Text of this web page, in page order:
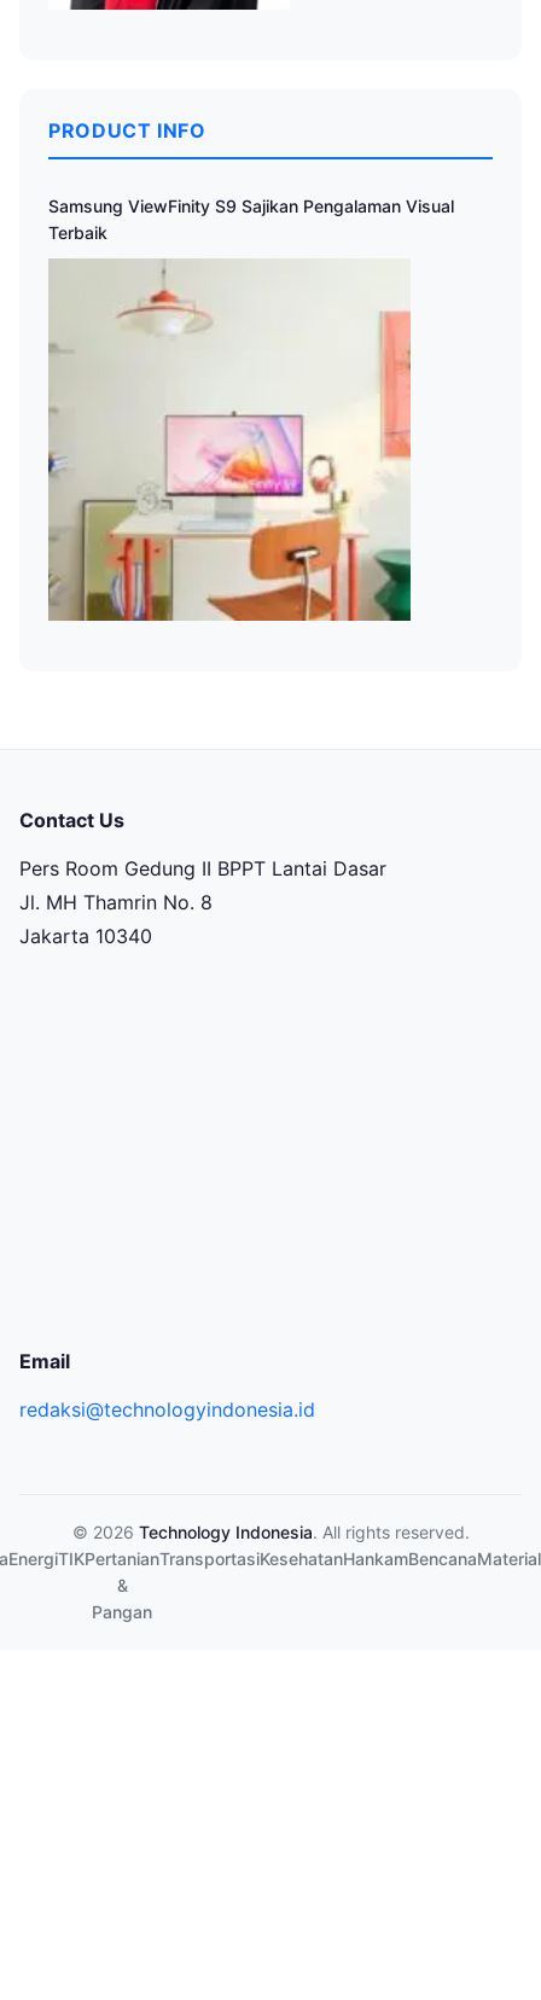
PRODUCT INFO
Samsung ViewFinity S9 Sajikan Pengalaman Visual
Terbaik
Contact Us
Pers Room Gedung II BPPT Lantai Dasar
Jl. MH Thamrin No. 8
Jakarta 10340
Email
redaksi@technologyindonesia.id
© 2026 Technology Indonesia. All rights reserved.
EnergiTIKPertanian
&
Pangan
TransportasiKesehatanHankamBencanaMaterial